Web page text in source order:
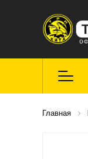
Главная